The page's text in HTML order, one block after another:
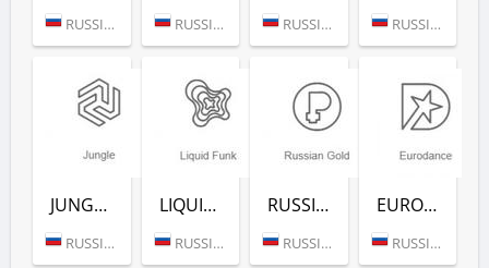
RUSSIA (MOSCOW) RUSSIA (MOSCOW) RUSSIA (MOSCOW) RUSSIA (MOSCOW)
JUNGLE (РАДИО РЕКОРД)
RUSSIA (MOSCOW)
LIQUID FUNK (РАДИО РЕКОРД)
RUSSIA (MOSCOW)
RUSSIAN GOLD (РАДИО РЕКОРД)
RUSSIA (MOSCOW)
EURODANCE (РАДИО РЕКОРД)
RUSSIA (MOSCOW)